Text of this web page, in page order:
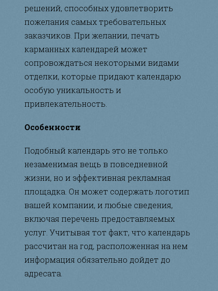
решений, способных удовлетворить
пожелания самых требовательных
заказчиков. При желании, печать
карманных календарей может
сопровождаться некоторыми видами
отделки, которые придают календарю
особую уникальность и
привлекательность.
Особенности
Подобный календарь это не только
незаменимая вещь в повседневной
жизни, но и эффективная рекламная
площадка. Он может содержать логотип
вашей компании, и любые сведения,
включая перечень предоставляемых
услуг. Учитывая тот факт, что календарь
рассчитан на год, расположенная на нем
информация обязательно дойдет до
адресата.